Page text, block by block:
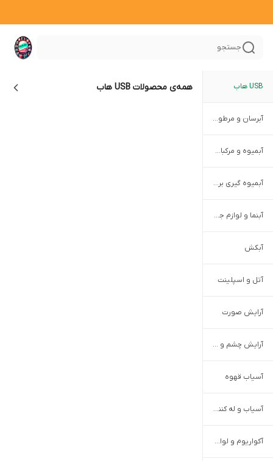
جستجو
USB هاب
آبرسان و مرطوب کننده بیوآکوا
آبمیوه و مرکبات گیری دستی
آبمیوه گیری برقی
آبنما و لوازم جانبی
آبکش
آتل و اسپلینت
آرایش صورت
آرایش چشم و ابرو
آسیاب قهوه
آسیاب و له کننده دستی
آکواریوم و لوازم جانبی
همه‌ی محصولات USB هاب